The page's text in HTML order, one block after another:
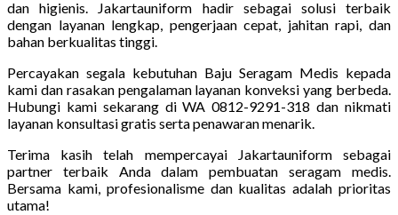
dan higienis. Jakartauniform hadir sebagai solusi terbaik
dengan layanan lengkap, pengerjaan cepat, jahitan rapi, dan
bahan berkualitas tinggi.
Percayakan segala kebutuhan Baju Seragam Medis kepada
kami dan rasakan pengalaman layanan konveksi yang berbeda.
Hubungi kami sekarang di WA 0812-9291-318 dan nikmati
layanan konsultasi gratis serta penawaran menarik.
Terima kasih telah mempercayai Jakartauniform sebagai
partner terbaik Anda dalam pembuatan seragam medis.
Bersama kami, profesionalisme dan kualitas adalah prioritas
utama!